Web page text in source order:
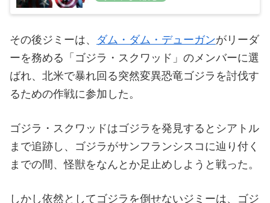
その後ジミーは、 ダム・ダム・デューガンがリーダ
ーを務める「ゴジラ・スクワッド」のメンバーに選
ばれ、北米で暴れ回る突然変異恐竜ゴジラを討伐す
るための作戦に参加した。
ゴジラ・スクワッドはゴジラを発見するとシアトル
まで追跡し、ゴジラがサンフ​​ランシスコに辿り付く
までの間、怪獣をなんとか足止めしようと戦った。
しかし依然としてゴジラを倒せないジミーは、ゴジ